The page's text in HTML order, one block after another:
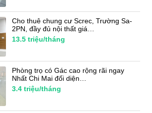
Cho thuê chung cư Screc, Trường Sa-
2PN, đầy đủ nội thất giá…
13.5 triệu/tháng
Phòng trọ có Gác cao rộng rãi ngay
Nhất Chi Mai đối diện…
3.4 triệu/tháng